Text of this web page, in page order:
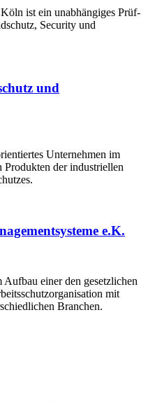
ist ein unabhängiges Prüf-
Security und
und
Unternehmen im
der industriellen
e.K.
einer den gesetzlichen
mit
Branchen.